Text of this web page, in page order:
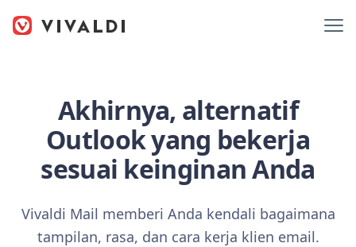
Akhirnya, alternatif
Outlook yang bekerja
sesuai keinginan Anda
Vivaldi Mail memberi Anda kendali bagaimana
tampilan, rasa, dan cara kerja klien email.